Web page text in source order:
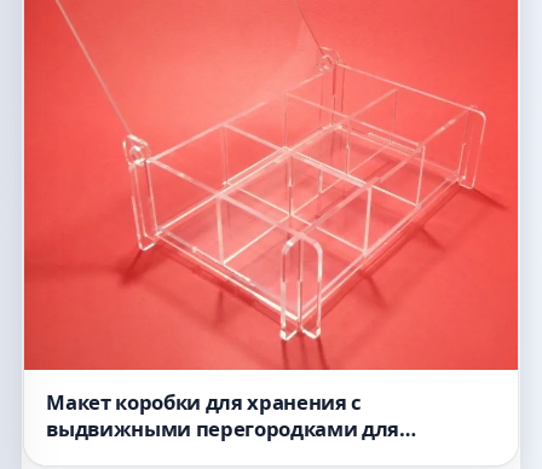
Макет коробки для хранения с
выдвижными перегородками для